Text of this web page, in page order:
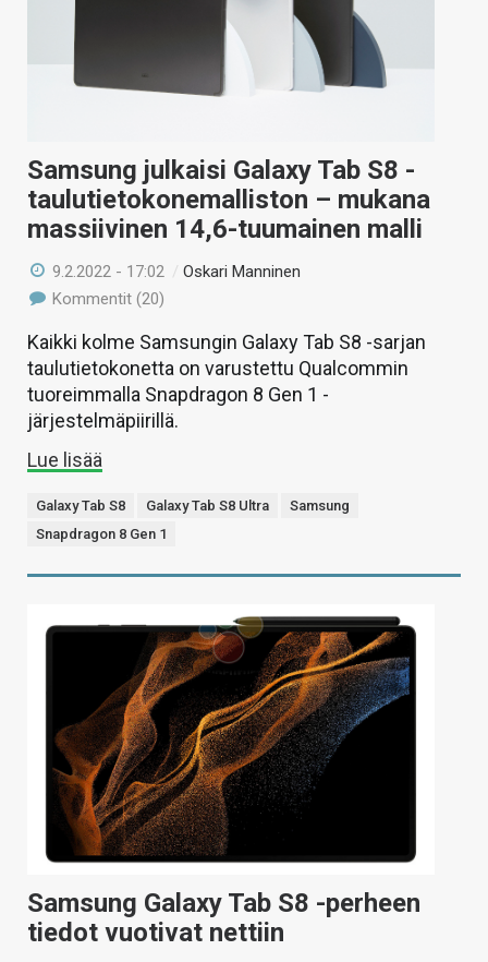
VAIHDA TEEMA
Samsung julkaisi Galaxy Tab S8 -
taulutietokonemalliston – mukana
massiivinen 14,6-tuumainen malli
9.2.2022 - 17:02 /Oskari Manninen
Kommentit (20)
Kaikki kolme Samsungin Galaxy Tab S8 -sarjan
taulutietokonetta on varustettu Qualcommin
tuoreimmalla Snapdragon 8 Gen 1 -
järjestelmäpiirillä.
Lue lisää
Galaxy Tab S8 Galaxy Tab S8 Ultra
Samsung
Snapdragon 8 Gen 1
Samsung Galaxy Tab S8 -perheen
tiedot vuotivat nettiin